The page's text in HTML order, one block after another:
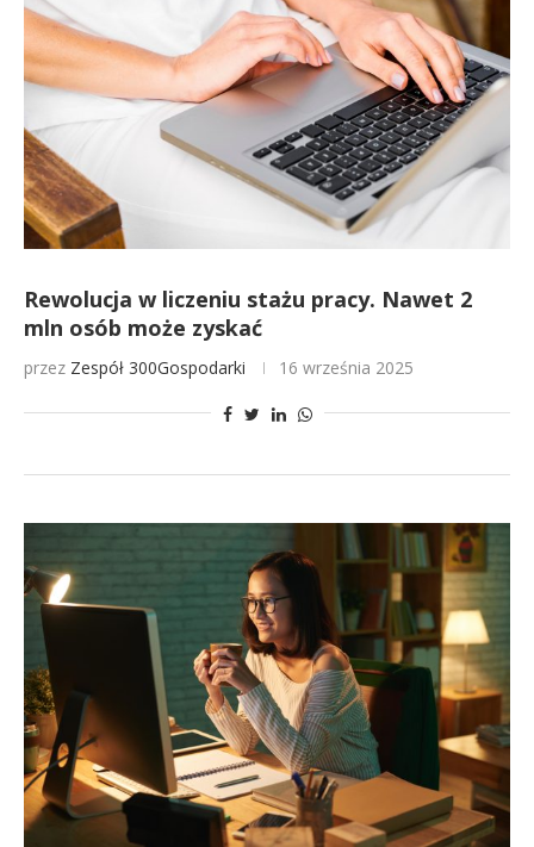
Rewolucja w liczeniu stażu pracy. Nawet 2
mln osób może zyskać
przez Zespół 300Gospodarki 16 września 2025